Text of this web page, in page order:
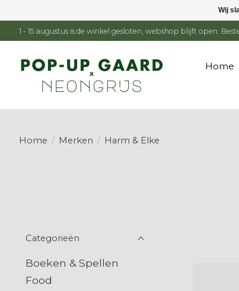
1 - 15 augustus is de winkel gesloten, webshop blijft open.
Home
Home / Merken / Harm & Elke
Categorieën
Boeken & Spellen
Food
Wij